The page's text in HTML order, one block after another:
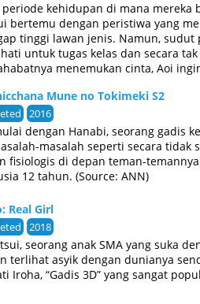
kehidupan di mana mereka
bertemu dengan peristiwa yang
tinggi lawan jenis. Namun,
untuk tugas kelas dan secara
menemukan cinta, Aoi
keempat dalam fase
dan kegembiraan cinta pertama.
Mune no Tokimeki S2
2016
dengan Hanabi, seorang gadis
masalah seperti secara tidak
fisiologis di depan teman-
12 tahun. (Source: ANN)
Real Girl
2018
seorang anak SMA yang suka
terlihat asyik dengan dunianya
Iroha, “Gadis 3D” yang sangat